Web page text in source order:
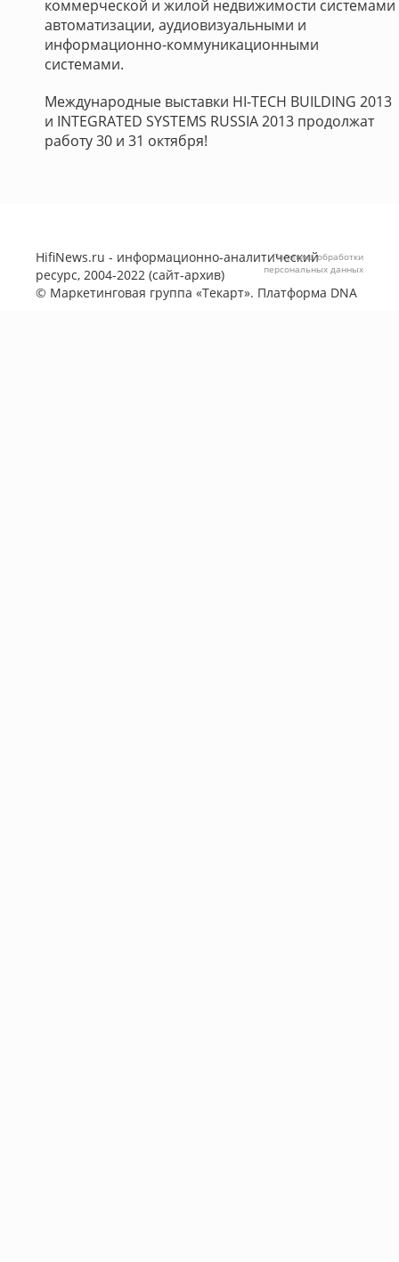
коммерческой и жилой недвижимости системами
автоматизации, аудиовизуальными и
информационно-коммуникационными
системами.
Международные выставки HI-TECH BUILDING 2013
и INTEGRATED SYSTEMS RUSSIA 2013 продолжат
работу 30 и 31 октября!
HifiNews.ru - информационно-аналитический
ресурс, 2004-2022 (сайт-архив)
© Маркетинговая группа «Текарт». Платформа DNA
Политика обработки
персональных данных